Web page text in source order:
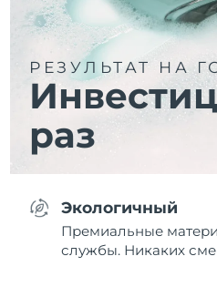
РЕЗУЛЬТАТ НА
раз
Экологичный
Премиальные
службы. Никаких